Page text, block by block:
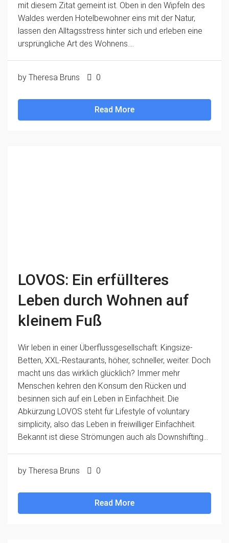
mit diesem Zitat gemeint ist. Oben in den Wipfeln des
Waldes werden Hotelbewohner eins mit der Natur,
lassen den Alltagsstress hinter sich und erleben eine
ursprüngliche Art des Wohnens....
by Theresa Bruns 0
Read More
LOVOS: Ein erfüllteres
Leben durch Wohnen auf
kleinem Fuß
Wir leben in einer Überflussgesellschaft: Kingsize-
Betten, XXL-Restaurants, höher, schneller, weiter. Doch
macht uns das wirklich glücklich? Immer mehr
Menschen kehren den Konsum den Rücken und
besinnen sich auf ein Leben in Einfachheit. Die
Abkürzung LOVOS steht für Lifestyle of voluntary
simplicity, also das Leben in freiwilliger Einfachheit.
Bekannt ist diese Strömungen auch als Downshifting...
by Theresa Bruns 0
Read More